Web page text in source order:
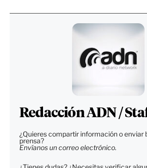
Redacción ADN /
¿Quieres compartir información o enviar
prensa?
Envíanos un correo electrónico.